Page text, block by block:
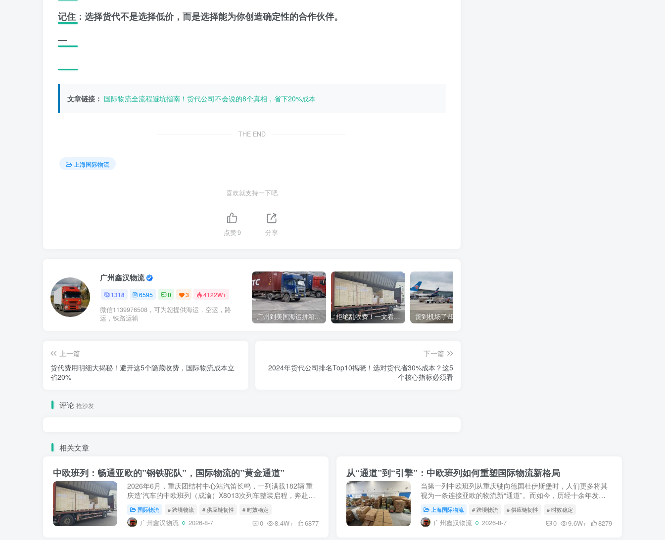
记住：选择货代不是选择低价，而是选择能为你创造确定性的合作伙伴。
—
文章链接： 国际物流全流程避坑指南！货代公司不会说的8个真相，省下20%成本
THE END
上海国际物流
喜欢就支持一下吧
点赞9 分享
广州鑫汉物流
1318 6595 0 3 4122W+
微信1139976508，可为您提供海运，空运，路
运，铁路运输
广州到美国海运拼箱多少钱？2024年最新运费构成+隐藏费用避坑指南 拒绝乱收费！一文看懂中国货代计费套路，教你避开所有隐形坑
上一篇
货代费用明细大揭秘！避开这5个隐藏收费，国际物流成本立
省20%
下一篇
2024年货代公司排名Top10揭晓！选对货代省30%成本？这5
个核心指标必须看
评论 抢沙发
相关文章
中欧班列：畅通亚欧的”钢铁驼队”，国际物流的”黄金通道”
2026年6月，重庆团结村中心站汽笛长鸣，一列满载182辆'重
庆造'汽车的中欧班列（成渝）X8013次列车整装启程，奔赴俄
从郑州圃田站驶向德国...
国际物流 # 跨境物流 # 供应链韧性 # 时效稳定
广州鑫汉物流 2026-8-7 0 8.4W+ 6877
从“通道”到“引擎”：中欧班列如何重塑国际物流新格局
当第一列中欧班列从重庆驶向德国杜伊斯堡时，人们更多将其
视为一条连接亚欧的物流新“通道”。而如今，历经十余年发
动国际贸易、重构...
上海国际物流 # 跨境物流 # 供应链韧性 # 时效稳定
广州鑫汉物流 2026-8-7 0 9.6W+ 8279